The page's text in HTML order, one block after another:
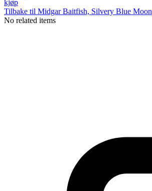
kjøp
Tilbake til Midgar Baitfish, Silvery Blue Moon
No related items